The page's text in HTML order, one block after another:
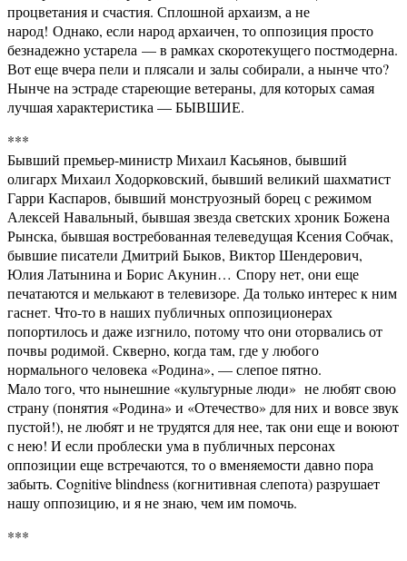
процветания и счастия. Сплошной архаизм, а не
народ! Однако, если народ архаичен, то оппозиция просто
безнадежно устарела — в рамках скоротекущего постмодерна.
Вот еще вчера пели и плясали и залы собирали, а нынче что?
Нынче на эстраде стареющие ветераны, для которых самая
лучшая характеристика — БЫВШИЕ.
***
Бывший премьер-министр Михаил Касьянов, бывший
олигарх Михаил Ходорковский, бывший великий шахматист
Гарри Каспаров, бывший монструозный борец с режимом
Алексей Навальный, бывшая звезда светских хроник Божена
Рынска, бывшая востребованная телеведущая Ксения Собчак,
бывшие писатели Дмитрий Быков, Виктор Шендерович,
Юлия Латынина и Борис Акунин… Спору нет, они еще
печатаются и мелькают в телевизоре. Да только интерес к ним
гаснет. Что-то в наших публичных оппозиционерах
попортилось и даже изгнило, потому что они оторвались от
почвы родимой. Скверно, когда там, где у любого
нормального человека «Родина», — слепое пятно.
Мало того, что нынешние «культурные люди» не любят свою
страну (понятия «Родина» и «Отечество» для них и вовсе звук
пустой!), не любят и не трудятся для нее, так они еще и воюют
с нею! И если проблески ума в публичных персонах
оппозиции еще встречаются, то о вменяемости давно пора
забыть. Cognitive blindness (когнитивная слепота) разрушает
нашу оппозицию, и я не знаю, чем им помочь.
***